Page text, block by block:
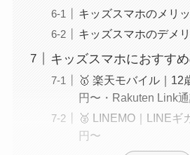
キッズスマホのメリ
キッズスマホのデメ
キッズスマホにおすす
🥇 楽天モバイル｜12
円〜・Rakuten Link
🥈 LINEMO｜LINEギ
円〜